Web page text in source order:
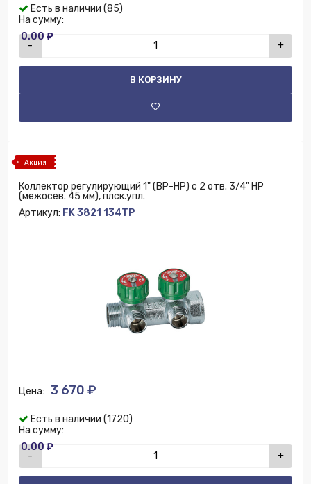
Есть в наличии (85)
На сумму:
0.00 ₽
- +
В КОРЗИНУ
Акция
Коллектор регулирующий 1" (ВР-НР) с 2 отв. 3/4" НР
(межосев. 45 мм), плск.упл.
Артикул: FK 3821 134TP
Цена: 3 670 ₽
Есть в наличии (1720)
На сумму:
0.00 ₽
- +